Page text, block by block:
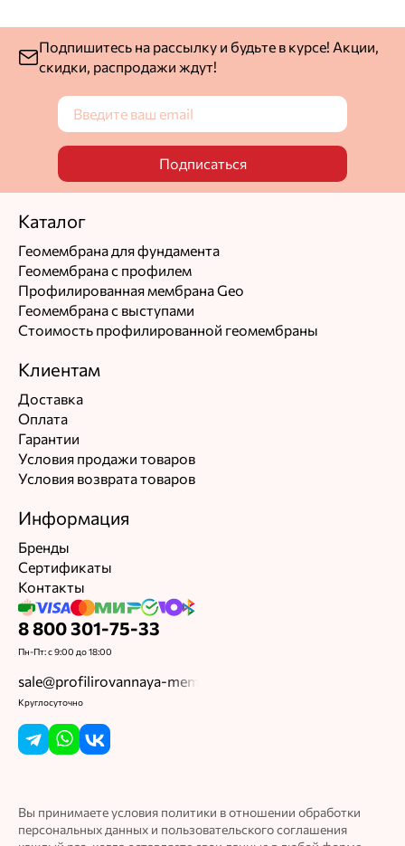
Максим Егоршин
Ответ службы заботы
Спасибо, что поделились впечатлениями, очень
рады.
Игорь В.
05.05.2025
Цена
Качество
Общая оценка
Достоинства
материал крепкий, Привезли в срок
Недостатки
замечаний нет
Комментарий
будет видно
Фотографии покупателя
Рады стараться для вас.
Подпишитесь на рассылку и будьте в курсе! Акции,
скидки, распродажи ждут!
Подписаться
Каталог
Геомембрана для фундамента
Геомембрана с профилем
Профилированная мембрана Geo
Геомембрана с выступами
Стоимость профилированной геомембраны
Клиентам
Доставка
Оплата
Гарантии
Условия продажи товаров
Условия возврата товаров
Информация
Бренды
Сертификаты
Контакты
8 800 301-75-33
Пн-Пт: с 9:00 до 18:00
sale@profilirovannaya-membrana.ru
Круглосуточно
Вы принимаете условия политики в отношении обработки
персональных данных и пользовательского соглашения